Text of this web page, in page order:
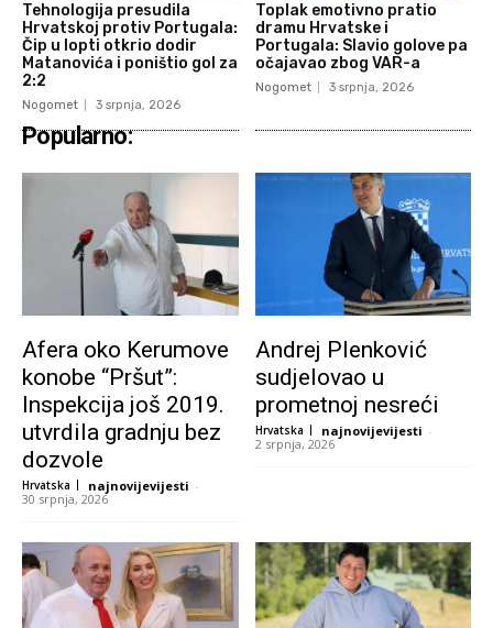
Tehnologija presudila
Hrvatskoj protiv Portugala:
Čip u lopti otkrio dodir
Matanovića i poništio gol za
2:2
Nogomet 3 srpnja, 2026
Toplak emotivno pratio
dramu Hrvatske i
Portugala: Slavio golove pa
očajavao zbog VAR-a
Nogomet 3 srpnja, 2026
Popularno:
Afera oko Kerumove
konobe “Pršut”:
Inspekcija još 2019.
utvrdila gradnju bez
dozvole
Hrvatska najnovijevijesti -
30 srpnja, 2026
Andrej Plenković
sudjelovao u
prometnoj nesreći
Hrvatska najnovijevijesti -
2 srpnja, 2026